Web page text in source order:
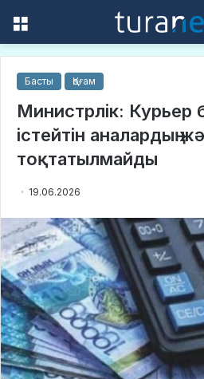
Басты Қоғам
Министрлік:
істейтін аналардың
тоқтатылмайды
19.06.2026